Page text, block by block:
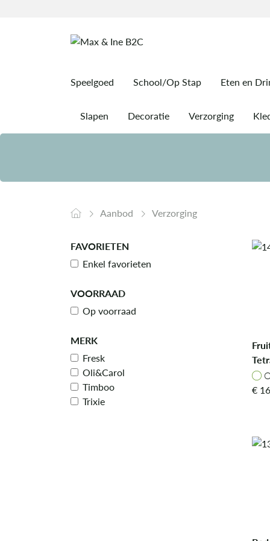
Speelgoed School/Op Stap Eten en
Slapen Decoratie Verzorging
Aanbod Verzorging
FAVORIETEN
Enkel favorieten
VOORRAAD
Op voorraad
MERK
Fresk
Oli&Carol
Timboo
Trixie
€